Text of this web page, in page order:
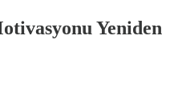
Yeniden